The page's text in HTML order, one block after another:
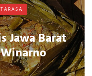
Jawa Barat